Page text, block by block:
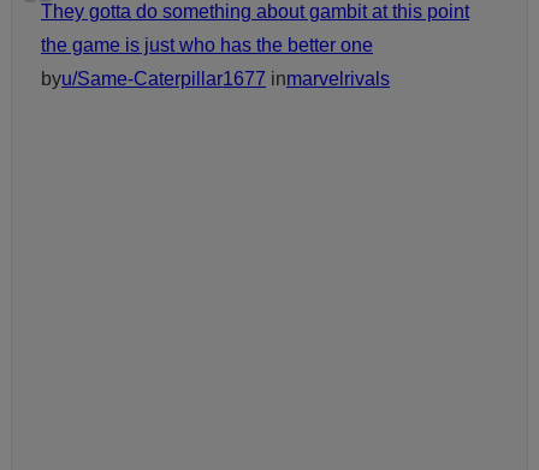
They gotta do something about gambit at this point
the game is just who has the better one
byu/Same-Caterpillar1677 inmarvelrivals